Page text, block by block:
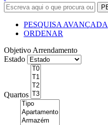
PESQUISA AVANÇADA
ORDENAR
Objetivo Arrendamento
Estado
Quartos